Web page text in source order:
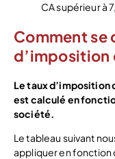
CA supérieur à
Comment se
d’imposition
Le taux d’imposition
est calculé en
société.
Le tableau suivant
appliquer en fonction